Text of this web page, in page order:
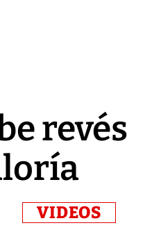
revés
VIDEOS